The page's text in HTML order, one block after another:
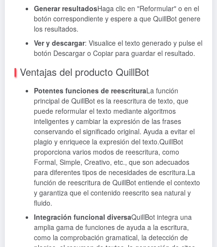
Generar resultadosHaga clic en "Reformular" o en el
botón correspondiente y espere a que QuillBot genere
los resultados.
Ver y descargar: Visualice el texto generado y pulse el
botón Descargar o Copiar para guardar el resultado.
Ventajas del producto QuillBot
Potentes funciones de reescrituraLa función
principal de QuillBot es la reescritura de texto, que
puede reformular el texto mediante algoritmos
inteligentes y cambiar la expresión de las frases
conservando el significado original. Ayuda a evitar el
plagio y enriquece la expresión del texto.QuillBot
proporciona varios modos de reescritura, como
Formal, Simple, Creativo, etc., que son adecuados
para diferentes tipos de necesidades de escritura.La
función de reescritura de QuillBot entiende el contexto
y garantiza que el contenido reescrito sea natural y
fluido.
Integración funcional diversaQuillBot integra una
amplia gama de funciones de ayuda a la escritura,
como la comprobación gramatical, la detección de